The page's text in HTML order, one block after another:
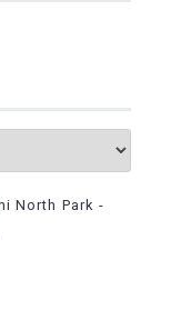
North Park -